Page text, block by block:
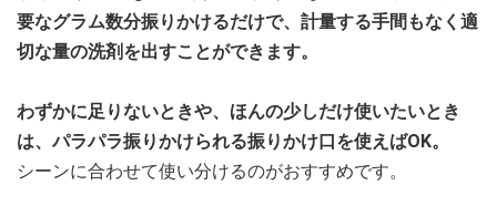
要なグラム数分振りかけるだけで、計量する手間もなく適
切な量の洗剤を出すことができます。
わずかに足りないときや、ほんの少しだけ使いたいとき
は、パラパラ振りかけられる振りかけ口を使えばOK。
シーンに合わせて使い分けるのがおすすめです。